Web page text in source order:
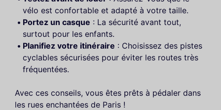
vélo est confortable et adapté à votre taille.
Portez un casque : La sécurité avant tout,
surtout pour les enfants.
Planifiez votre itinéraire : Choisissez des pistes
cyclables sécurisées pour éviter les routes très
fréquentées.
Avec ces conseils, vous êtes prêts à pédaler dans
les rues enchantées de Paris !